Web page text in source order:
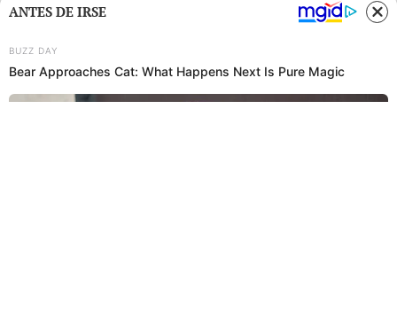
ANTES DE IRSE